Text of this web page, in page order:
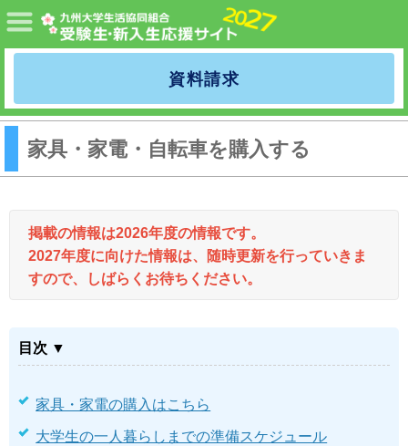
MENU
資料請求
家具・家電・自転車を購入する
掲載の情報は2026年度の情報です。
2027年度に向けた情報は、随時更新を行っていきま
すので、しばらくお待ちください。
目次 ▼
家具・家電の購入はこちら
大学生の一人暮らしまでの準備スケジュール